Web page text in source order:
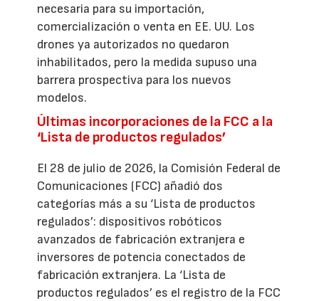
necesaria para su importación,
comercialización o venta en EE. UU. Los
drones ya autorizados no quedaron
inhabilitados, pero la medida supuso una
barrera prospectiva para los nuevos
modelos.
Últimas incorporaciones de la FCC a la
‘Lista de productos regulados’
El 28 de julio de 2026, la Comisión Federal de
Comunicaciones (FCC) añadió dos
categorías más a su ‘Lista de productos
regulados’: dispositivos robóticos
avanzados de fabricación extranjera e
inversores de potencia conectados de
fabricación extranjera. La ‘Lista de
productos regulados’ es el registro de la FCC